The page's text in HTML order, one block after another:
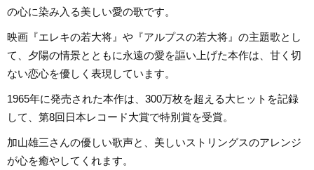
の心に染み入る美しい愛の歌です。
映画『エレキの若大将』や『アルプスの若大将』の主題歌とし
て、夕陽の情景とともに永遠の愛を謳い上げた本作は、甘く切
ない恋心を優しく表現しています。
1965年に発売された本作は、300万枚を超える大ヒットを記録
して、第8回日本レコード大賞で特別賞を受賞。
加山雄三さんの優しい歌声と、美しいストリングスのアレンジ
が心を癒やしてくれます。